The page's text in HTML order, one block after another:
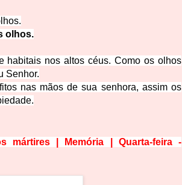
hos.
olhos.
nos altos céus. Como os olhos
Senhor.
nas mãos de sua senhora, assim os
mártires | Memória | Quarta-feira -